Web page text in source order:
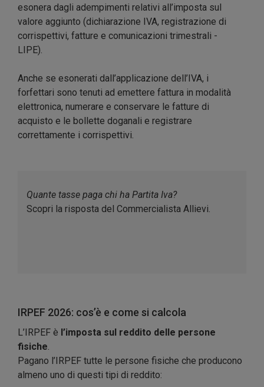
esonera dagli adempimenti relativi all’imposta sul
valore aggiunto (dichiarazione IVA, registrazione di
corrispettivi, fatture e comunicazioni trimestrali -
LIPE).
Anche se esonerati dall’applicazione dell’IVA, i
forfettari sono tenuti ad emettere fattura in modalità
elettronica, numerare e conservare le fatture di
acquisto e le bollette doganali e registrare
correttamente i corrispettivi.
Quante tasse paga chi ha Partita Iva?
Scopri la risposta del Commercialista Allievi.
IRPEF 2026: cos’è e come si calcola
L’IRPEF è l’imposta sul reddito delle persone
fisiche.
Pagano l’IRPEF tutte le persone fisiche che producono
almeno uno di questi tipi di reddito: